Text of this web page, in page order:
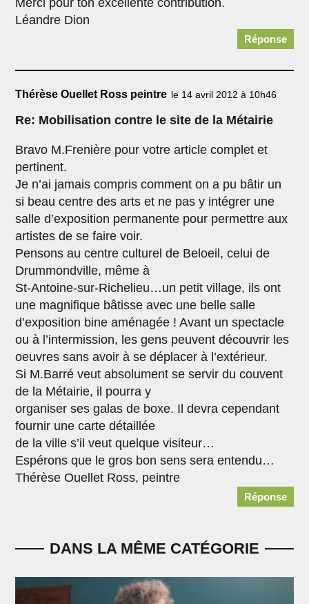
Merci pour ton excellente contribution.
Léandre Dion
Réponse
Thérèse Ouellet Ross peintre le 14 avril 2012 à 10h46
Re: Mobilisation contre le site de la Métairie
Bravo M.Frenière pour votre article complet et
pertinent.
Je n’ai jamais compris comment on a pu bâtir un
si beau centre des arts et ne pas y intégrer une
salle d’exposition permanente pour permettre aux
artistes de se faire voir.
Pensons au centre culturel de Beloeil, celui de
Drummondville, même à
St-Antoine-sur-Richelieu…un petit village, ils ont
une magnifique bâtisse avec une belle salle
d’exposition bine aménagée ! Avant un spectacle
ou à l’intermission, les gens peuvent découvrir les
oeuvres sans avoir à se déplacer à l’extérieur.
Si M.Barré veut absolument se servir du couvent
de la Métairie, il pourra y
organiser ses galas de boxe. Il devra cependant
fournir une carte détaillée
de la ville s’il veut quelque visiteur…
Espérons que le gros bon sens sera entendu…
Thérèse Ouellet Ross, peintre
Réponse
DANS LA MÊME CATÉGORIE